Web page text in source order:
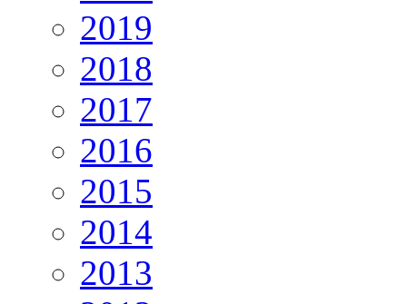
2019
2018
2017
2016
2015
2014
2013